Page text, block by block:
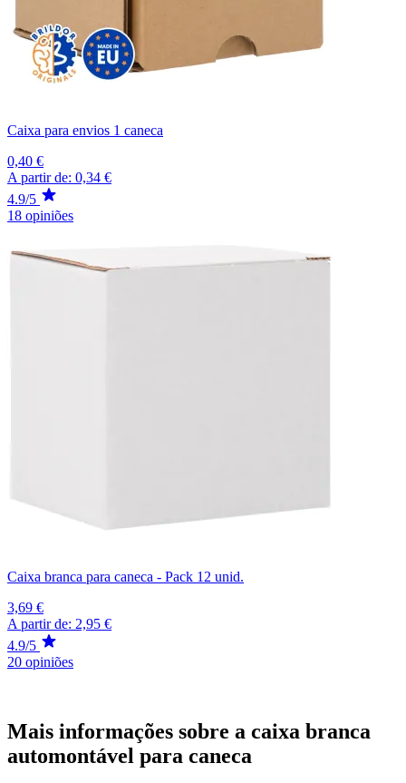
Caixa para envios 1 caneca
0,40 €
A partir de: 0,34 €
4.9/5
18 opiniões
Caixa branca para caneca - Pack 12 unid.
3,69 €
A partir de: 2,95 €
4.9/5
20 opiniões
Mais informações sobre a caixa branca
automontável para caneca